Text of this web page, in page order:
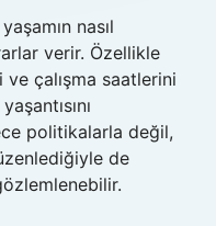
nasıl
verir. Özellikle
çalışma saatlerini
politikalarla değil,
de